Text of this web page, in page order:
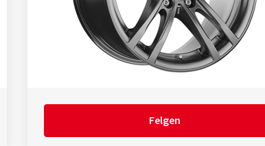
Felgen